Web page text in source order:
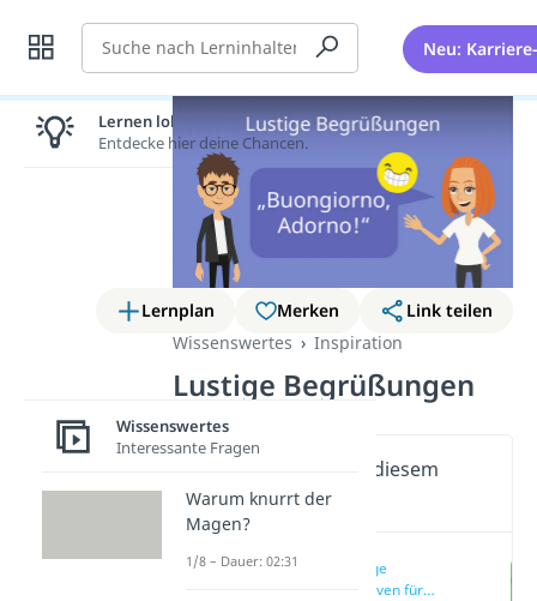
Suche Neu:
Lernplan Merken
Link teilen
Wissenswertes
Inspiration
Lustige Begrüßungen
Wichtige Inhalte in diesem
Video
15 Lustige
Alternativen für
Lernen lohnt sich!
Entdecke hier deine Chancen.
Wissenswertes
Interessante Fragen
Warum knurrt der
Magen?
1/8 – Dauer: 02:31